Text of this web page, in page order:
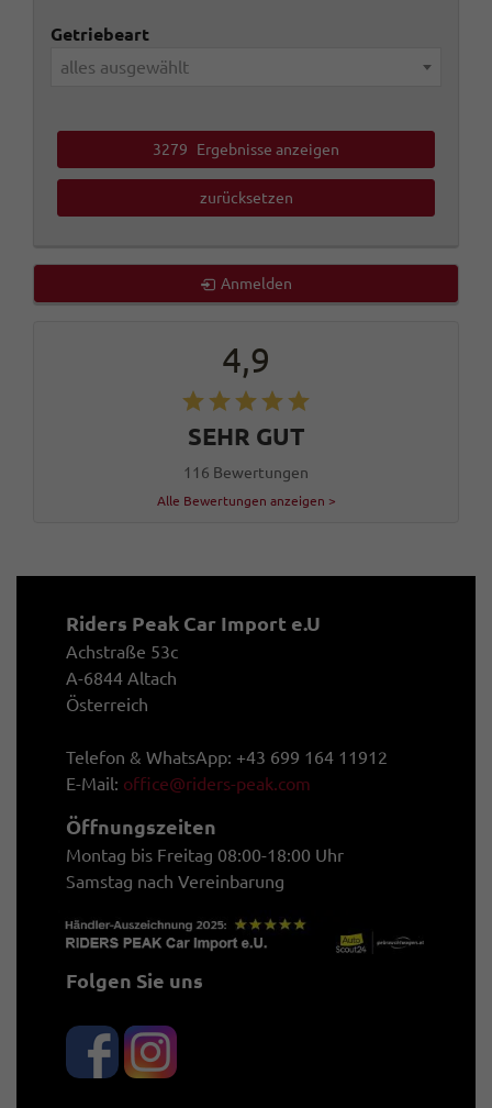
Getriebeart
alles ausgewählt
3279 Ergebnisse anzeigen
zurücksetzen
Anmelden
4,9
SEHR GUT
116 Bewertungen
Alle Bewertungen anzeigen >
Riders Peak Car Import e.U
Achstraße 53c
A-6844 Altach
Österreich
Telefon & WhatsApp: +43 699 164 11912
E-Mail: office@riders-peak.com
Öffnungszeiten
Montag bis Freitag 08:00-18:00 Uhr
Samstag nach Vereinbarung
Folgen Sie uns